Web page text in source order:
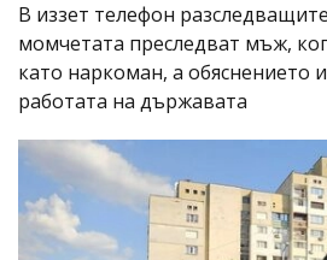
В иззет телефон
момчетата преследват мъж,
като наркоман, а обяснението
работата на държавата